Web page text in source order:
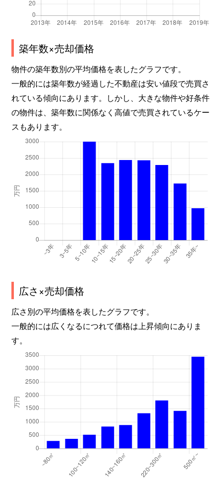
築年数×売却価格
物件の築年数別の平均価格を表したグラフです。
一般的には築年数が経過した不動産は安い値段で売買さ
れている傾向にあります。しかし、大きな物件や好条件
の物件は、築年数に関係なく高値で売買されているケー
スもあります。
広さ×売却価格
広さ別の平均価格を表したグラフです。
一般的には広くなるにつれて価格は上昇傾向にありま
す。